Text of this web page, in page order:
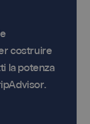
costruire
la potenza